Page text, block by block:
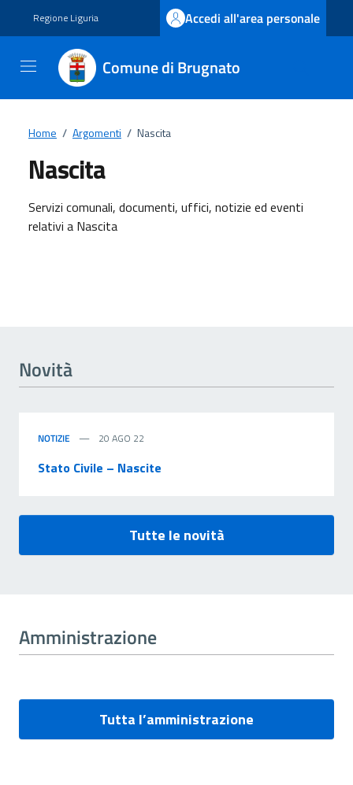
Regione Liguria Accedi all'area personale
Comune di Brugnato
Home / Argomenti / Nascita
Nascita
Dettagli dell'argomento
Servizi comunali, documenti, uffici, notizie ed eventi
relativi a Nascita
Novità
NOTIZIE 20 AGO 22
Stato Civile – Nascite
Tutte le novità
Amministrazione
Tutta l’amministrazione